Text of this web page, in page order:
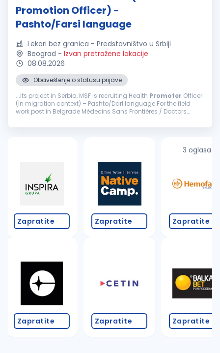
Promotion Officer) -
Pashto/Farsi language
Lekari bez granica - Predstavništvo u Srbiji
Beograd - Izvan pretražene lokacije
08.08.2026
Obaveštenje o statusu prijave
...its project in Serbia, MSF is recruiting Health Promoter Officer
(in migration context) – Pashto/Dari language For the field
work post in Belgrade Médecins Sans Frontières / Doctors
Zapratite
Zapratite
Zapratite
Zapratite
3 oglasa
Zapratite
Zapratite